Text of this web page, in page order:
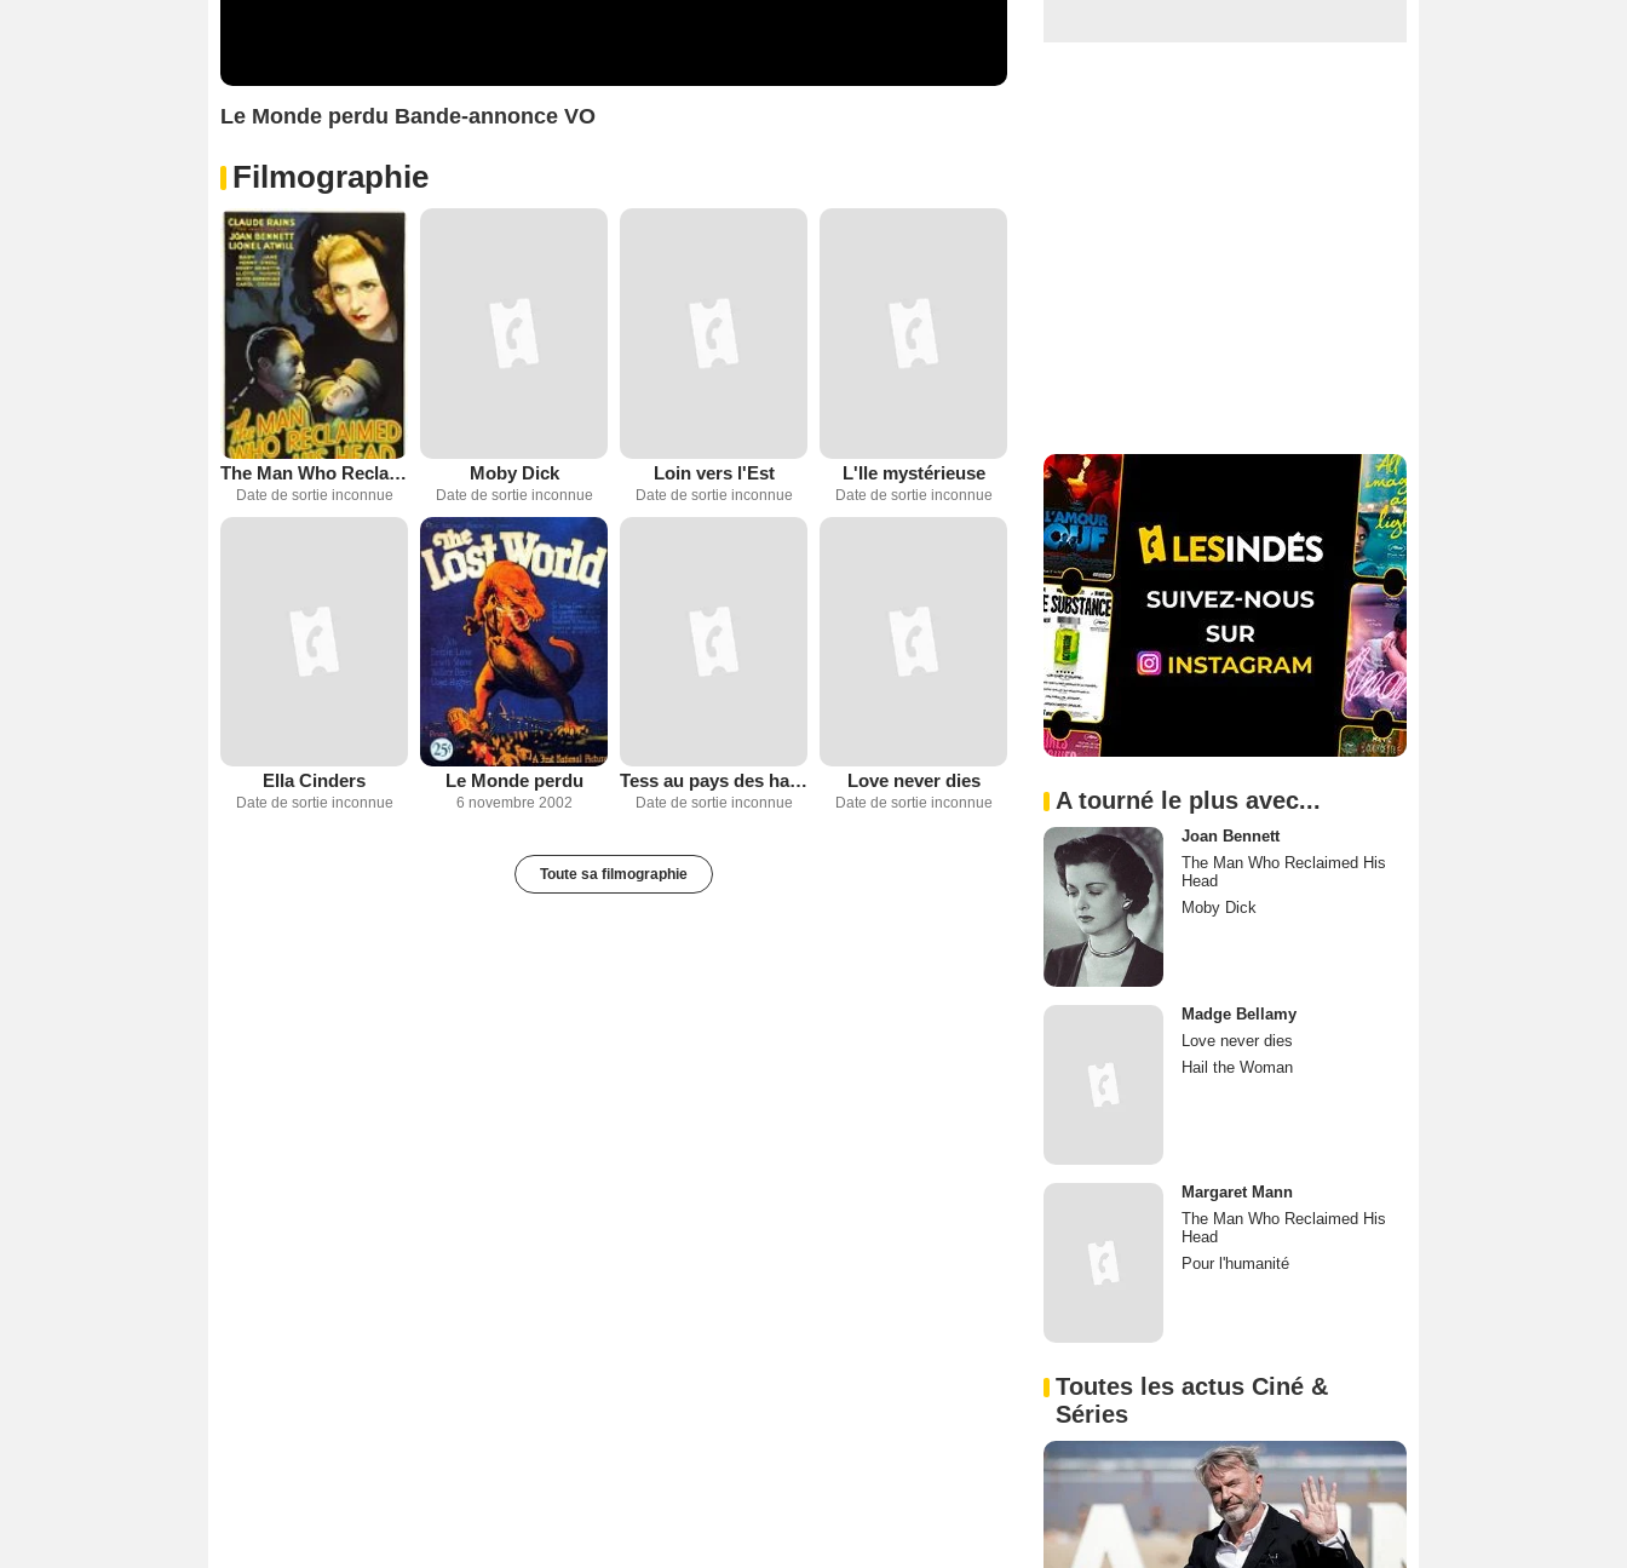
Le Monde perdu Bande-annonce VO
Filmographie
The Man Who Reclaimed His Head
Date de sortie inconnue
Moby Dick
Date de sortie inconnue
Loin vers l'Est
Date de sortie inconnue
L'Ile mystérieuse
Date de sortie inconnue
Ella Cinders
Date de sortie inconnue
Le Monde perdu
6 novembre 2002
Tess au pays des haines
Date de sortie inconnue
Love never dies
Date de sortie inconnue
Toute sa filmographie
A tourné le plus avec...
Joan Bennett
The Man Who Reclaimed His
Head
Moby Dick
Madge Bellamy
Love never dies
Hail the Woman
Margaret Mann
The Man Who Reclaimed His
Head
Pour l'humanité
Toutes les actus Ciné &
Séries